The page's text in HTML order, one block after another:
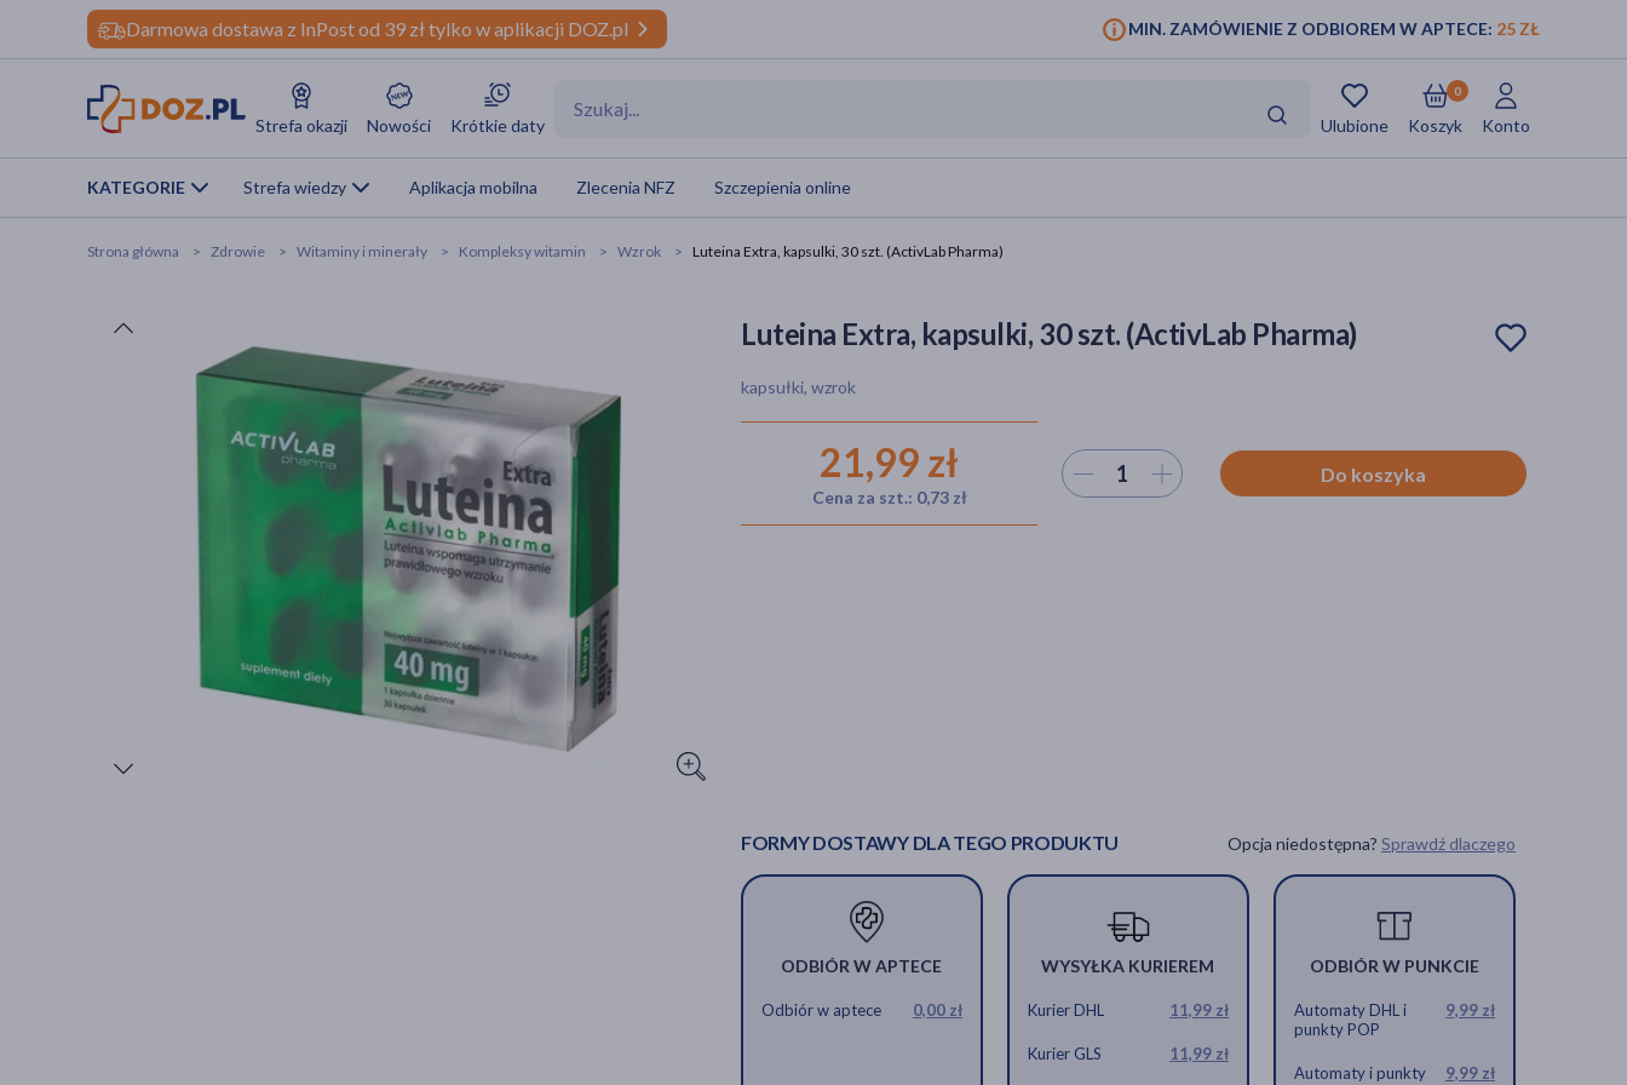
Darmowa dostawa z InPost od 39 zł tylko w aplikacji DOZ.pl MIN. ZAMÓWIENIE Z ODBIOREM W APTECE: 25 ZŁ
Strefa okazji Nowości Krótkie daty Ulubione Koszyk
0
Konto
KATEGORIE Strefa wiedzy Aplikacja mobilna Zlecenia NFZ Szczepienia online
Strona główna Zdrowie Witaminy i minerały Kompleksy witamin Wzrok Luteina Extra, kapsulki, 30 szt. (ActivLab Pharma)
Luteina Extra, kapsulki, 30 szt. (ActivLab Pharma)
kapsułki, wzrok
21,99 zł
Cena za szt.: 0,73 zł
Wybierz ilość Do koszyka
FORMY DOSTAWY DLA TEGO PRODUKTU Opcja niedostępna? Sprawdź dlaczego
ODBIÓR W APTECE
Odbiór w aptece 0,00 zł
WYSYŁKA KURIEREM
Kurier DHL 11,99 zł
Kurier GLS 11,99 zł
ODBIÓR W PUNKCIE
Automaty DHL i
punkty POP
9,99 zł
Automaty i punkty
9,99 zł